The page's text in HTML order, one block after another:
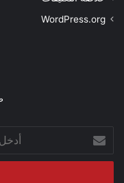
WordPress.org
بريدك
الإلكتروني